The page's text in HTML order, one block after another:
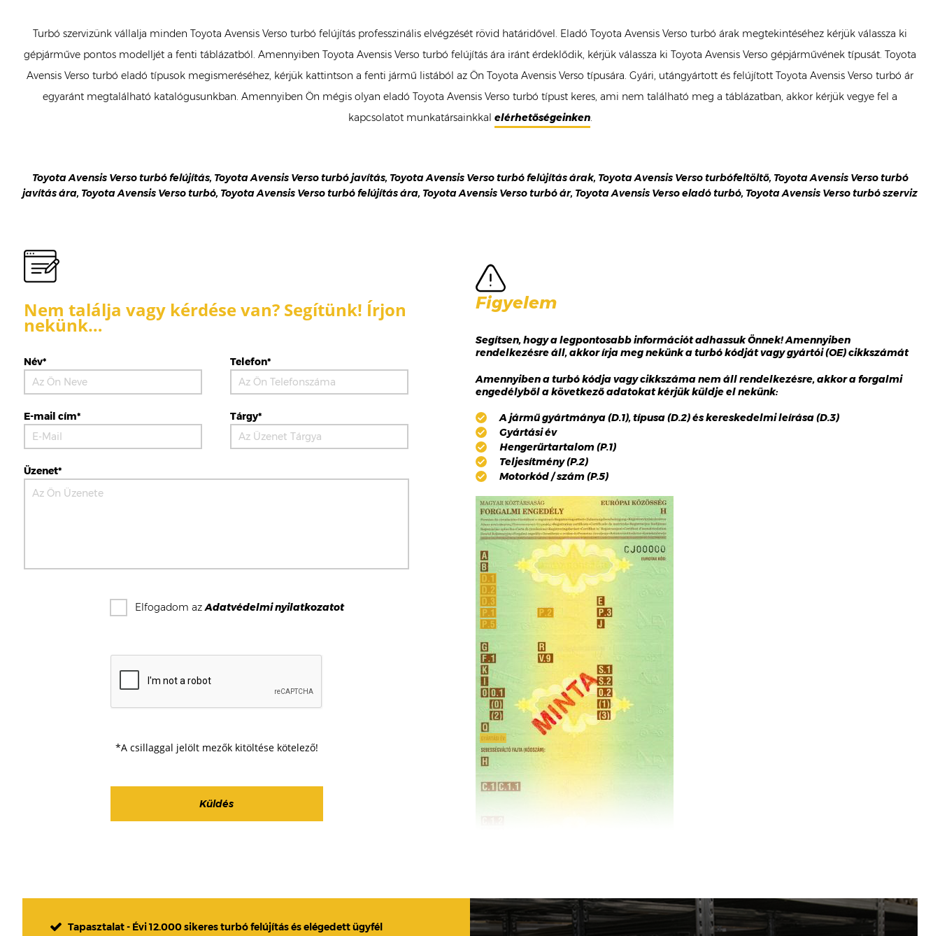
Turbó szervizünk vállalja minden Toyota Avensis Verso turbó felújítás professzinális elvégzését rövid határidővel. Eladó Toyota Avensis Verso turbó árak megtekintéséhez kérjük válassza ki
gépjárműve pontos modelljét a fenti táblázatból. Amennyiben Toyota Avensis Verso turbó felújítás ára iránt érdeklődik, kérjük válassza ki Toyota Avensis Verso gépjárművének típusát. Toyota
Avensis Verso turbó eladó típusok megismeréséhez, kérjük kattintson a fenti jármű listából az Ön Toyota Avensis Verso típusára. Gyári, utángyártott és felújított Toyota Avensis Verso turbó ár
egyaránt megtalálható katalógusunkban. Amennyiben Ön mégis olyan eladó Toyota Avensis Verso turbó típust keres, ami nem található meg a táblázatban, akkor kérjük vegye fel a
kapcsolatot munkatársainkkal elérhetőségeinken.
Toyota Avensis Verso turbó felújítás, Toyota Avensis Verso turbó javítás, Toyota Avensis Verso turbó felújítás árak, Toyota Avensis Verso turbófeltöltő, Toyota Avensis Verso turbó
javítás ára, Toyota Avensis Verso turbó, Toyota Avensis Verso turbó felújítás ára, Toyota Avensis Verso turbó ár, Toyota Avensis Verso eladó turbó, Toyota Avensis Verso turbó szerviz
Nem találja vagy kérdése van? Segítünk! Írjon
nekünk…
Név* Telefon*
E-mail cím* Tárgy*
Üzenet*
Elfogadom azAdatvédelmi nyilatkozatot
*A csillaggal jelölt mezők kitöltése kötelező!
Figyelem
Segítsen, hogy a legpontosabb információt adhassuk Önnek! Amennyiben
rendelkezésre áll, akkor írja meg nekünk a turbó kódját vagy gyártói (OE) cikkszámát
Amennyiben a turbó kódja vagy cikkszáma nem áll rendelkezésre, akkor a forgalmi
engedélyből a következő adatokat kérjük küldje el nekünk:
A jármű gyártmánya (D.1), típusa (D.2) és kereskedelmi leírása (D.3)
Gyártási év
Hengerűrtartalom (P.1)
Teljesítmény (P.2)
Motorkód / szám (P.5)
Tapasztalat - Évi 12.000 sikeres turbó felújítás és elégedett ügyfél